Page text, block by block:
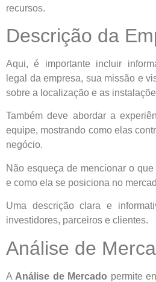
recursos.
Descrição da
Aqui, é importante incluir
legal da empresa, sua missão e
sobre a localização e as
Também deve abordar a
equipe, mostrando como elas
negócio.
Não esqueça de mencionar o
e como ela se posiciona no
Uma descrição clara e
investidores, parceiros e clientes.
Análise de
A Análise de Mercado permite